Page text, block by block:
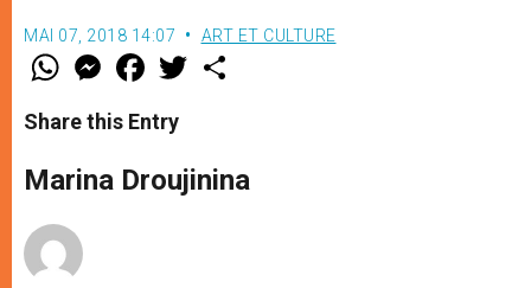
MAI 07, 2018 14:07 ART ET CULTURE
W
t
s
p
p
M
e
s
e
g
e
F
a
e
b
o
k
w
r
Share this Entry
Marina Droujinina